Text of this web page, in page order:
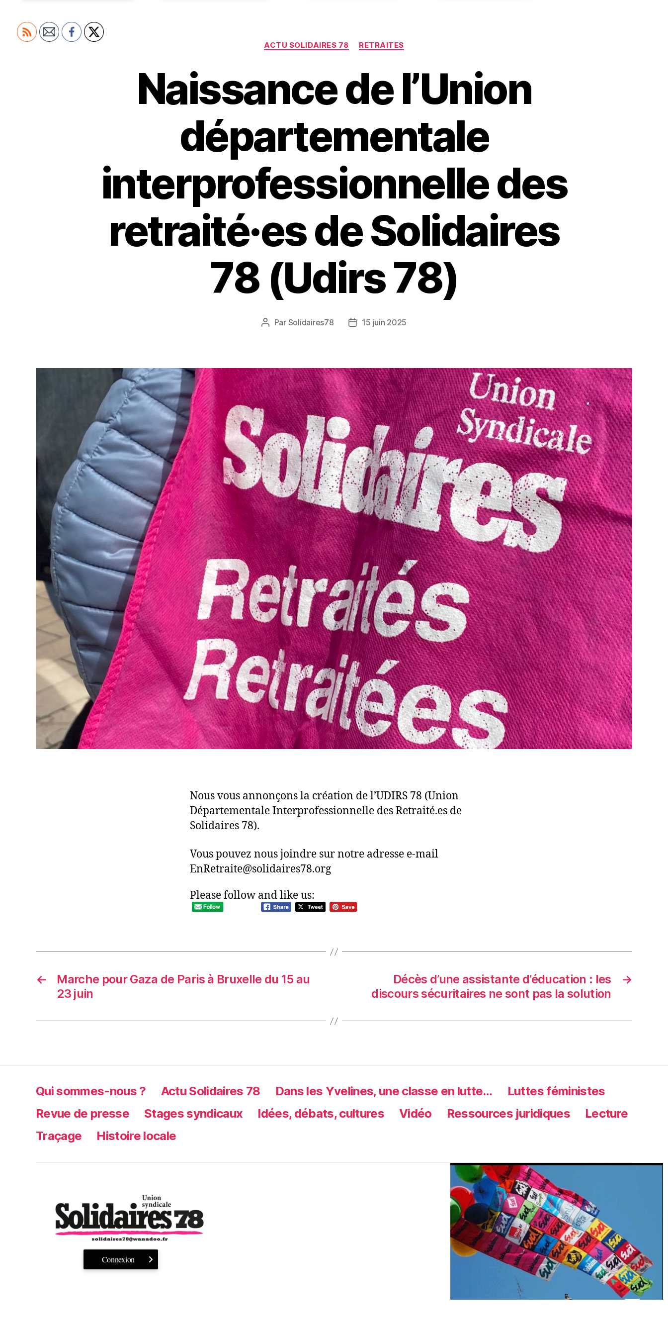
Catégories
ACTU SOLIDAIRES 78 RETRAITES
Naissance de l’Union
départementale
interprofessionnelle des
retraité·es de Solidaires
78 (Udirs 78)
Auteur
Par Solidaires78
Date15 juin 2025
Nous vous annonçons la création de l’UDIRS 78 (Union
Départementale Interprofessionnelle des Retraité.es de
Solidaires 78).
Vous pouvez nous joindre sur notre adresse e-mail
EnRetraite@solidaires78.org
Please follow and like us:
←
Marche pour Gaza de Paris à Bruxelle du 15 au
23 juin
→
Décès d’une assistante d’éducation : les
discours sécuritaires ne sont pas la solution
Qui sommes-nous ? Actu Solidaires 78 Dans les Yvelines, une classe en lutte…
Luttes féministes
Revue de presse
Stages syndicaux Idées, débats, cultures Vidéo Ressources juridiques
Lecture
Traçage
Histoire locale
Connexion